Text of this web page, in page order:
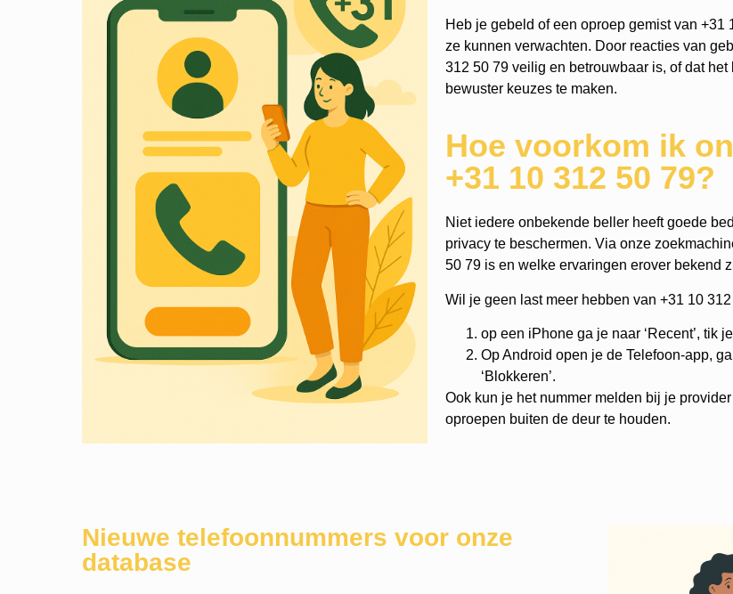
Heb je gebeld of een oproep gemist van
ze kunnen verwachten. Door reacties van
312 50 79 veilig en betrouwbaar is, of dat
bewuster keuzes te maken.
Hoe voorkom ik
+31 10 312 50 79?
Niet iedere onbekende beller heeft goede
privacy te beschermen. Via onze
50 79 is en welke ervaringen erover bekend
Wil je geen last meer hebben van +31 10
op een iPhone ga je naar ‘Recent’, tik
Op Android open je de Telefoon-app,
‘Blokkeren’.
Ook kun je het nummer melden bij je
oproepen buiten de deur te houden.
Nieuwe telefoonnummers voor onze
database